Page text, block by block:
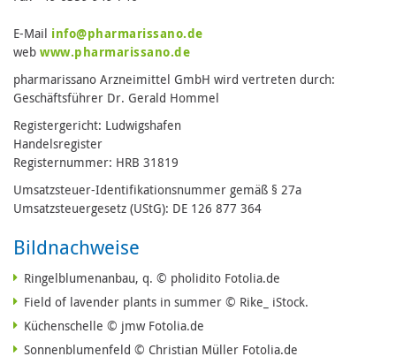
E-Mail info@pharmarissano.de
web www.pharmarissano.de
pharmarissano Arzneimittel GmbH wird vertreten durch:
Geschäftsführer Dr. Gerald Hommel
Registergericht: Ludwigshafen
Handelsregister
Registernummer: HRB 31819
Umsatzsteuer-Identifikationsnummer gemäß § 27a
Umsatzsteuergesetz (UStG): DE 126 877 364
Bildnachweise
Ringelblumenanbau, q. © pholidito Fotolia.de
Field of lavender plants in summer © Rike_ iStock.
Küchenschelle © jmw Fotolia.de
Sonnenblumenfeld © Christian Müller Fotolia.de